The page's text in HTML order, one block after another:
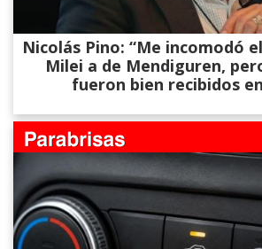
Nicolás Pino: “Me incomodó
Milei a de Mendiguren,
fueron bien recibidos